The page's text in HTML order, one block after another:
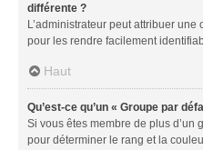
différente ?
L’administrateur peut attribuer
pour les rendre facilement
Haut
Qu’est-ce qu’un « Groupe par
Si vous êtes membre de plus d’un
pour déterminer le rang et la